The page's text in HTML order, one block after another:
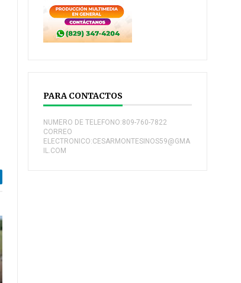
PARA CONTACTOS
NUMERO DE TELEFONO:809-760-7822
CORREO
ELECTRONICO:CESARMONTESINOS59@GMA
IL.COM